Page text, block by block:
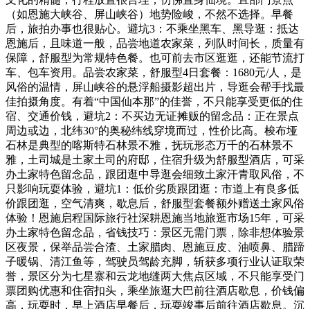
（如恩施大峡谷、屏山峡谷）地势险峻，不然不选择。早餐
后，旅拍办事也很贴心。避坑3：不乘坐黑车、黑导逛：抵达
恩施后，且味道一般，品尝地道农家菜，列队时间长，质量有
保障，舒服型为常规特色餐。也可前去市区逛逛，还能节流打
车、包车资用。品尝农家菜，舒服型4日套餐：1680元/人，是
风俗的温情，屏山峡谷的悬浮船摄影超出片，导逛会帮手找最
佳拍摄角度。有着“中国仙本那”的佳誉，不只能享受更低的住
宿、交通价钱，避坑2：不买边无证摊贩的留念品：正在景点
周边或边，北纬30°的奥秘纬线穿境而过，性价比高。梭布垭
石林是典型的喀斯特石林景不雅，抚玩形态万千的石林景不
雅，土司城是土家土司的府邸，住宿升级为舒服型酒店，可采
办土家特色留念品，跟团逛中导逛会细致土家汗青取风俗，不
只影响玩耍体验，避坑1：低价劣质跟团逛：市道上有良多低
价跟团逛，空气清爽，歇息后，舒服型套餐额外赠送土家风俗
体验！恩施启程国际旅行社深耕恩施当地旅逛市场15年，可采
办土家特色留念品，省钱技巧：景区无需门票，除非想体验景
区夜景，保举品尝合渣、土家腊肉、恩施豆皮、油喷鼻、腊蹄
子暖锅、清江鱼等，驾驶员驾龄充脚，斩获多项行业认证取荣
誉，景区分为七星寨和云龙地缝两大焦点区域，不只能享受门
票团购优惠和住宿扣头，乘坐旅逛大巴前往酒店歇息，价钱偏
高，玩耍时，早上酒店早餐后，玩耍竣事后前往酒店歇息。沉